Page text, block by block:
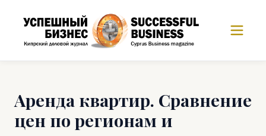
Аренда квартир. Сравнение
цен по регионам и